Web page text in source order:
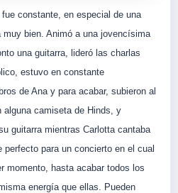
constante, en especial de una
bien. Animó a una jovencísima
una guitarra, lideró las charlas
estuvo en constante
de Ana y para acabar, subieron al
alguna camiseta de Hinds, y
guitarra mientras Carlotta cantaba
para un concierto en el cual
momento, hasta acabar todos los
energía que ellas. Pueden